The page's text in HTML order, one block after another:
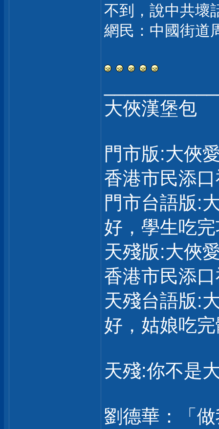
不到，說中共壞
網民：中國街道
大俠漢堡包
門市版:大俠
香港市民添
門市台語版:
好，學生吃
天殘版:大俠
香港市民添
天殘台語版:
好，姑娘吃
天殘:你不是
劉德華：「